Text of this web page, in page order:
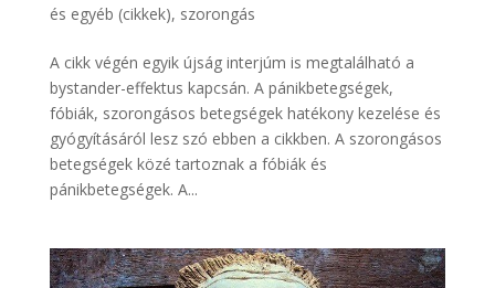
és egyéb (cikkek), szorongás
A cikk végén egyik újság interjúm is megtalálható a
bystander-effektus kapcsán. A pánikbetegségek,
fóbiák, szorongásos betegségek hatékony kezelése és
gyógyításáról lesz szó ebben a cikkben. A szorongásos
betegségek közé tartoznak a fóbiák és
pánikbetegségek. A...